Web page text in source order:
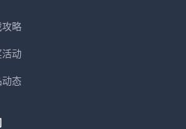
攻略
活动
动态